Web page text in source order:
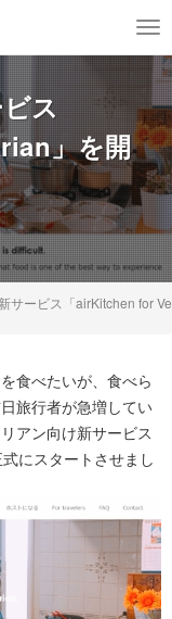
ス
」を開
サービス「airKitchen for
食べたいが、食べら
旅行者が急増してい
アン向け新サービス
にスタートさせまし